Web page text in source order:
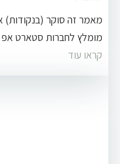
מאמר זה סוקר (בנקודות)
מומלץ לחברות סטארט אפ
קראו עוד